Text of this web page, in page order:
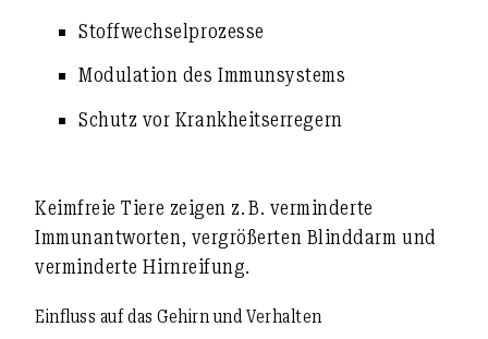
Stoffwechselprozesse
Modulation des Immunsystems
Schutz vor Krankheitserregern
Keimfreie Tiere zeigen z. B. verminderte
Immunantworten, vergrößerten Blinddarm und
verminderte Hirnreifung.
Einfluss auf das Gehirn und Verhalten